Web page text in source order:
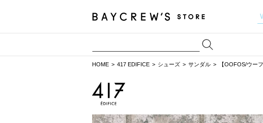
HOME 417 EDIFICE シューズ サンダル 【OOFOS/ウー